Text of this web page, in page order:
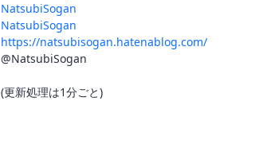
NatsubiSogan
NatsubiSogan
https://natsubisogan.hatenablog.com/
@NatsubiSogan
(更新処理は1分ごと)